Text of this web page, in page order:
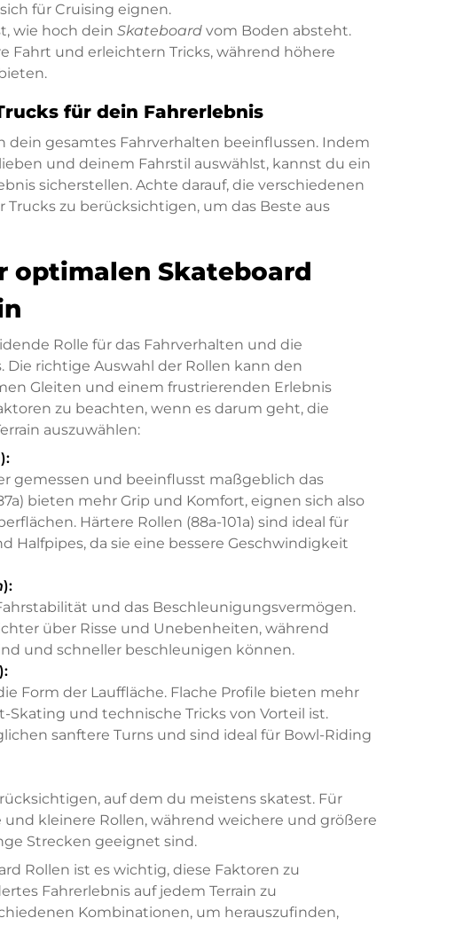
für Cruising eignen.
wie hoch dein Skateboard vom Boden absteht.
Fahrt und erleichtern Tricks, während höhere
für dein Fahrerlebnis
dein gesamtes Fahrverhalten beeinflussen. Indem
und deinem Fahrstil auswählst, kannst du ein
sicherstellen. Achte darauf, die verschiedenen
Trucks zu berücksichtigen, um das Beste aus
optimalen Skateboard
Rolle für das Fahrverhalten und die
Die richtige Auswahl der Rollen kann den
Gleiten und einem frustrierenden Erlebnis
zu beachten, wenn es darum geht, die
auszuwählen:
):
gemessen und beeinflusst maßgeblich das
bieten mehr Grip und Komfort, eignen sich also
Härtere Rollen (88a-101a) sind ideal für
Halfpipes, da sie eine bessere Geschwindigkeit
):
und das Beschleunigungsvermögen.
über Risse und Unebenheiten, während
und schneller beschleunigen können.
):
Form der Lauffläche. Flache Profile bieten mehr
Skating und technische Tricks von Vorteil ist.
sanftere Turns und sind ideal für Bowl-Riding
auf dem du meistens skatest. Für
kleinere Rollen, während weichere und größere
Strecken geeignet sind.
Rollen ist es wichtig, diese Faktoren zu
Fahrerlebnis auf jedem Terrain zu
Kombinationen, um herauszufinden,